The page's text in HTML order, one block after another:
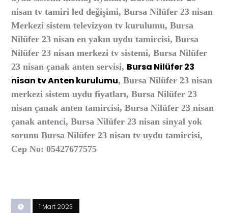
nisan tv tamiri led değişimi, Bursa Nilüfer 23 nisan
Merkezi sistem televizyon tv kurulumu, Bursa
Nilüfer 23 nisan en yakın uydu tamircisi, Bursa
Nilüfer 23 nisan merkezi tv sistemi, Bursa Nilüfer
23 nisan çanak anten servisi, Bursa Nilüfer 23
nisan tv Anten kurulumu, Bursa Nilüfer 23 nisan
merkezi sistem uydu fiyatları, Bursa Nilüfer 23
nisan çanak anten tamircisi, Bursa Nilüfer 23 nisan
çanak antenci, Bursa Nilüfer 23 nisan sinyal yok
sorunu Bursa Nilüfer 23 nisan tv uydu tamircisi,
Cep No: 05427677575
1 Mart 2023